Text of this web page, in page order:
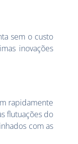
sem o custo
inovações
rapidamente
flutuações do
com as